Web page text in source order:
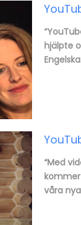
hjälpte
“Med
kommer
våra